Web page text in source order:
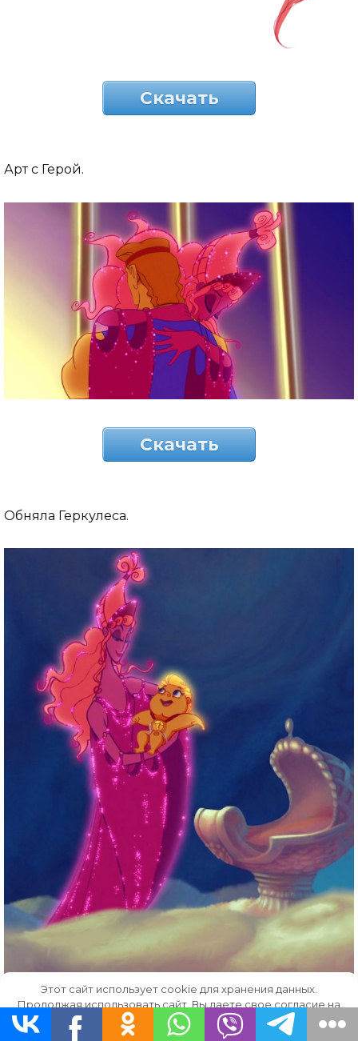
Скачать
Арт с Герой.
Скачать
Обняла Геркулеса.
Скачать
Этот сайт использует cookie для хранения данных.
Продолжая использовать сайт, Вы даете свое согласие на
работу с этими файлами.
OK